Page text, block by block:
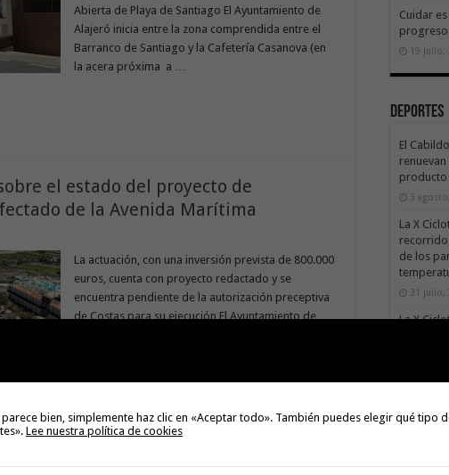
Abierta de Playa de Santiago El Ayuntamiento de
Alajeró inicia entre la zona comprendida entre el
Barranco de Santiago y la Cafetería Casanova (en
la acera próxima a …
el estado del proyecto de
de la Avenida Marítima
La actuación, con una inversión prevista de 800.000
euros, cuenta con proyecto redactado y se
encuentra pendiente de la autorización preceptiva
de Costas para su ejecución El Ayuntamiento de
Cuidar
progreso
19 julio,
Deportes
El
producto
3
La X
de los
31 julio,
La X
sábado
Valle
30 julio,
El II
bien, simplemente haz clic en «Aceptar todo». También puedes elegir qué tipo
Lee nuestra política de cookies